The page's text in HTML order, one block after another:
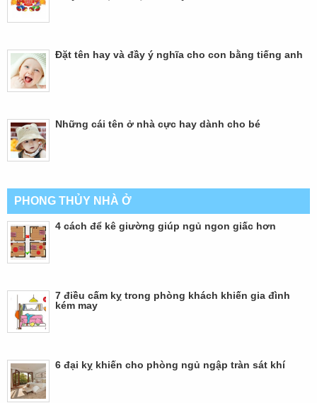
Đặt tên hay và đầy ý nghĩa cho con bằng tiếng anh
Những cái tên ở nhà cực hay dành cho bé
PHONG THỦY NHÀ Ở
4 cách để kê giường giúp ngủ ngon giấc hơn
7 điều cấm kỵ trong phòng khách khiến gia đình
kém may
6 đại kỵ khiến cho phòng ngủ ngập tràn sát khí